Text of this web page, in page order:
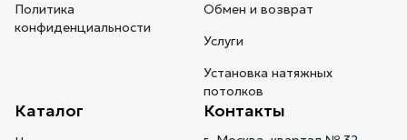
Политика
конфиденциальности
Обмен и возврат
Услуги
Установка натяжных
потолков
Каталог Контакты